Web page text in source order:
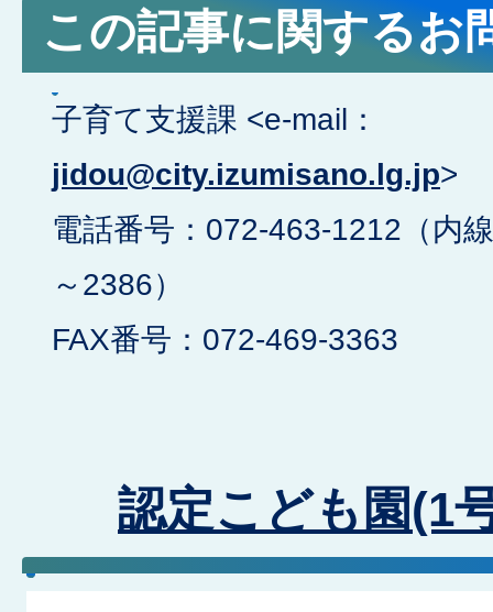
この記事に関するお
子育て支援課 <e-mail：
jidou@city.izumisano.lg.jp>
電話番号：072-463-1212（内
～2386）
FAX番号：072-469-3363
認定こども園(1